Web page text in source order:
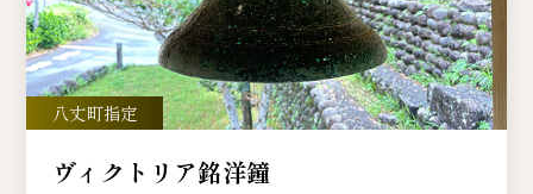
ヴィクトリア銘洋鐘